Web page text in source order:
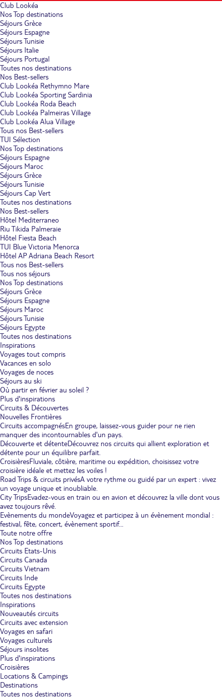
Club Lookéa
Nos Top destinations
Séjours Grèce
Séjours Espagne
Séjours Tunisie
Séjours Italie
Séjours Portugal
Toutes nos destinations
Nos Best-sellers
Club Lookéa Rethymno Mare
Club Lookéa Sporting Sardinia
Club Lookéa Roda Beach
Club Lookéa Palmeiras Village
Club Lookéa Alua Village
Tous nos Best-sellers
TUI Sélection
Nos Top destinations
Séjours Espagne
Séjours Maroc
Séjours Grèce
Séjours Tunisie
Séjours Cap Vert
Toutes nos destinations
Nos Best-sellers
Hôtel Mediterraneo
Riu Tikida Palmeraie
Hôtel Fiesta Beach
TUI Blue Victoria Menorca
Hôtel AP Adriana Beach Resort
Tous nos Best-sellers
Tous nos séjours
Nos Top destinations
Séjours Grèce
Séjours Espagne
Séjours Maroc
Séjours Tunisie
Séjours Egypte
Toutes nos destinations
Inspirations
Voyages tout compris
Vacances en solo
Voyages de noces
Séjours au ski
Où partir en février au soleil ?
Plus d'inspirations
Circuits & Découvertes
Nouvelles Frontières
Circuits accompagnésEn groupe, laissez-vous guider pour ne rien
manquer des incontournables d'un pays.
Découverte et détenteDécouvrez nos circuits qui allient exploration et
détente pour un équilibre parfait.
CroisièresFluviale, côtière, maritime ou expédition, choisissez votre
croisière idéale et mettez les voiles !
Road Trips & circuits privésA votre rythme ou guidé par un expert : vivez
un voyage unique et inoubliable.
City TripsEvadez-vous en train ou en avion et découvrez la ville dont vous
avez toujours rêvé.
Evènements du mondeVoyagez et participez à un évènement mondial :
festival, fête, concert, évènement sportif...
Toute notre offre
Nos Top destinations
Circuits Etats-Unis
Circuits Canada
Circuits Vietnam
Circuits Inde
Circuits Egypte
Toutes nos destinations
Inspirations
Nouveautés circuits
Circuits avec extension
Voyages en safari
Voyages culturels
Séjours insolites
Plus d'inspirations
Croisières
Locations & Campings
Destinations
Toutes nos destinations